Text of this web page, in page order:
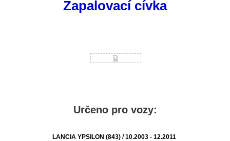
Zapalovací cívka
Určeno pro vozy:
LANCIA YPSILON (843) / 10.2003 - 12.2011